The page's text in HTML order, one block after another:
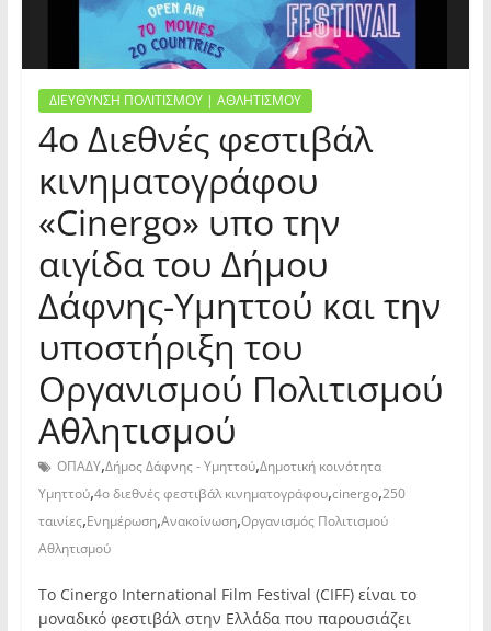
ΔΙΕΥΘΥΝΣΗ ΠΟΛΙΤΙΣΜΟΥ | ΑΘΛΗΤΙΣΜΟΥ
4ο Διεθνές φεστιβάλ
κινηματογράφου
«Cinergo» υπο την
αιγίδα του Δήμου
Δάφνης-Υμηττού και την
υποστήριξη του
Οργανισμού Πολιτισμού
Αθλητισμού
ΟΠΑΔΥ,Δήμος Δάφνης - Υμηττού,Δημοτική κοινότητα
Υμηττού,4ο διεθνές φεστιβάλ κινηματογράφου,cinergo,250
ταινίες,Ενημέρωση,Ανακοίνωση,Οργανισμός Πολιτισμού
Αθλητισμού
Το Cinergo International Film Festival (CIFF) είναι το
μοναδικό φεστιβάλ στην Ελλάδα που παρουσιάζει